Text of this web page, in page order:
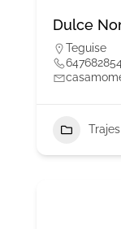
Dulce
Teguise